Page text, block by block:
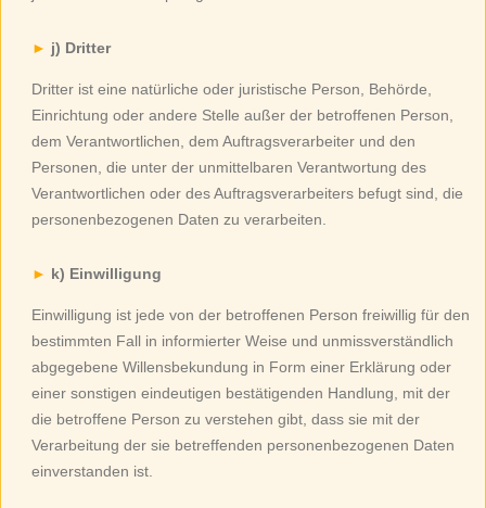
j) Dritter
Dritter ist eine natürliche oder juristische Person, Behörde,
Einrichtung oder andere Stelle außer der betroffenen Person,
dem Verantwortlichen, dem Auftragsverarbeiter und den
Personen, die unter der unmittelbaren Verantwortung des
Verantwortlichen oder des Auftragsverarbeiters befugt sind, die
personenbezogenen Daten zu verarbeiten.
k) Einwilligung
Einwilligung ist jede von der betroffenen Person freiwillig für den
bestimmten Fall in informierter Weise und unmissverständlich
abgegebene Willensbekundung in Form einer Erklärung oder
einer sonstigen eindeutigen bestätigenden Handlung, mit der
die betroffene Person zu verstehen gibt, dass sie mit der
Verarbeitung der sie betreffenden personenbezogenen Daten
einverstanden ist.